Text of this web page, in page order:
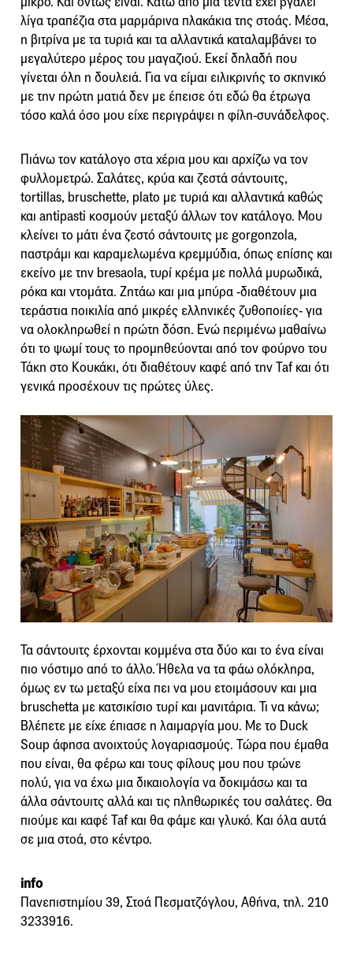
λίγα τραπέζια στα μαρμάρινα πλακάκια της στοάς. Μέσα,
η βιτρίνα με τα τυριά και τα αλλαντικά καταλαμβάνει το
μεγαλύτερο μέρος του μαγαζιού. Εκεί δηλαδή που
γίνεται όλη η δουλειά. Για να είμαι ειλικρινής το σκηνικό
με την πρώτη ματιά δεν με έπεισε ότι εδώ θα έτρωγα
τόσο καλά όσο μου είχε περιγράψει η φίλη-συνάδελφος.
Πιάνω τον κατάλογο στα χέρια μου και αρχίζω να τον
φυλλομετρώ. Σαλάτες, κρύα και ζεστά σάντουιτς,
tortillas, bruschette, plato με τυριά και αλλαντικά καθώς
και antipasti κοσμούν μεταξύ άλλων τον κατάλογο. Μου
κλείνει το μάτι ένα ζεστό σάντουιτς με gorgonzola,
παστράμι και καραμελωμένα κρεμμύδια, όπως επίσης και
εκείνο με την bresaola, τυρί κρέμα με πολλά μυρωδικά,
ρόκα και ντομάτα. Ζητάω και μια μπύρα -διαθέτουν μια
τεράστια ποικιλία από μικρές ελληνικές ζυθοποιίες- για
να ολοκληρωθεί η πρώτη δόση. Ενώ περιμένω μαθαίνω
ότι το ψωμί τους το προμηθεύονται από τον φούρνο του
Τάκη στο Κουκάκι, ότι διαθέτουν καφέ από την Taf και ότι
γενικά προσέχουν τις πρώτες ύλες.
Τα σάντουιτς έρχονται κομμένα στα δύο και το ένα είναι
πιο νόστιμο από το άλλο. Ήθελα να τα φάω ολόκληρα,
όμως εν τω μεταξύ είχα πει να μου ετοιμάσουν και μια
bruschetta με κατσικίσιο τυρί και μανιτάρια. Τι να κάνω;
Βλέπετε με είχε έπιασε η λαιμαργία μου. Με το Duck
Soup άφησα ανοιχτούς λογαριασμούς. Τώρα που έμαθα
που είναι, θα φέρω και τους φίλους μου που τρώνε
πολύ, για να έχω μια δικαιολογία να δοκιμάσω και τα
άλλα σάντουιτς αλλά και τις πληθωρικές του σαλάτες. Θα
πιούμε και καφέ Taf και θα φάμε και γλυκό. Και όλα αυτά
σε μια στοά, στο κέντρο.
info
Πανεπιστημίου 39, Στοά Πεσματζόγλου, Αθήνα, τηλ. 210
3233916.